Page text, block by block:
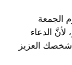
الجمعة
لأنَّ الدعاء
العزيز